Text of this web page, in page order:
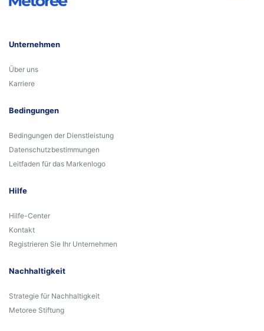
Unternehmen
Über uns
Karriere
Bedingungen
Bedingungen der Dienstleistung
Datenschutzbestimmungen
Leitfaden für das Markenlogo
Hilfe
Hilfe-Center
Kontakt
Registrieren Sie Ihr Unternehmen
Nachhaltigkeit
Strategie für Nachhaltigkeit
Metoree Stiftung